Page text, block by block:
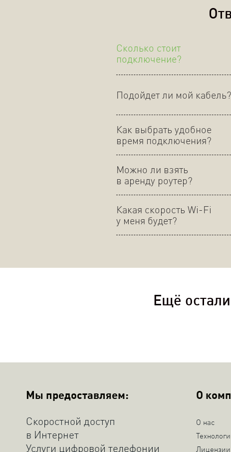
Сколько стоит
подключение?
Подойдет ли мой кабель?
Как выбрать удобное
время подключения?
Можно ли взять
в аренду роутер?
Какая скорость Wi-Fi
у меня будет?
Ещё
Мы предоставляем:
Скоростной доступ
в Интернет
Услуги цифровой телефонии
О
О нас